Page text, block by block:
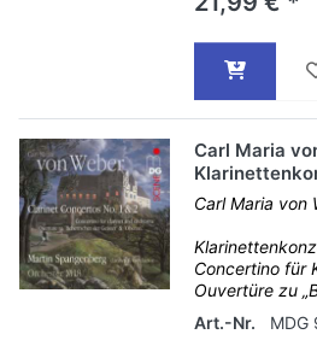
Carl Maria
Carl Maria von
Concertino für
Ouvertüre zu
Art.-Nr.
MDG